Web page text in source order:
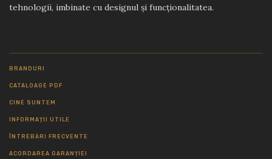
tehnologii, imbinate cu designul și funcționalitatea.
BRANDURI
CATALOAGE PDF
CINE SUNTEM
INFORMAȚII UTILE
ÎNTREBĂRI FRECVENTE
ACORDAREA GARANȚIEI